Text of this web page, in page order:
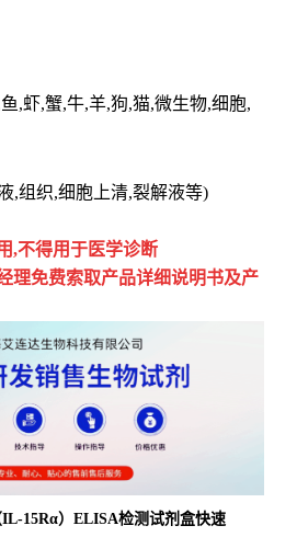
,虾,蟹,牛,羊,狗,猫,微生物,细胞,
,组织,细胞上清,裂解液等)
,不得用于医学诊断
理免费索取产品详细说明书及产
15Rα）ELISA检测试剂盒快速